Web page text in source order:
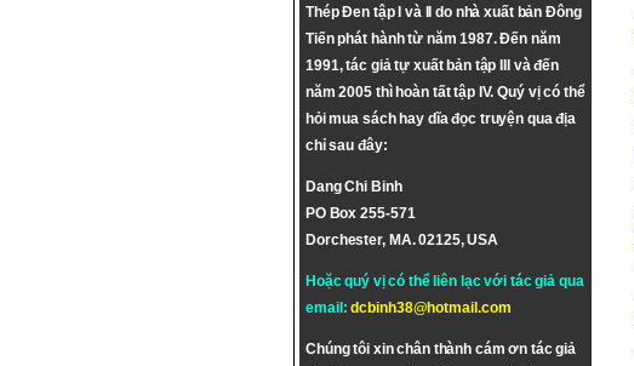
Thép Đen tập I và II do nhà xuất bản Đông
Tiến phát hành từ năm 1987. Đến năm
1991, tác giả tự xuất bản tập III và đến
năm 2005 thì hoàn tất tập IV. Quý vị có thể
hỏi mua sách hay dĩa đọc truyện qua địa
chỉ sau đây:
Dang Chi Binh
PO Box 255-571
Dorchester, MA. 02125, USA
Hoặc quý vị có thể liên lạc với tác giả qua
email:dcbinh38@hotmail.com
Chúng tôi xin chân thành cám ơn tác giả